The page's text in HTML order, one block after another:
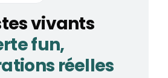
vivants
fun,
réelles